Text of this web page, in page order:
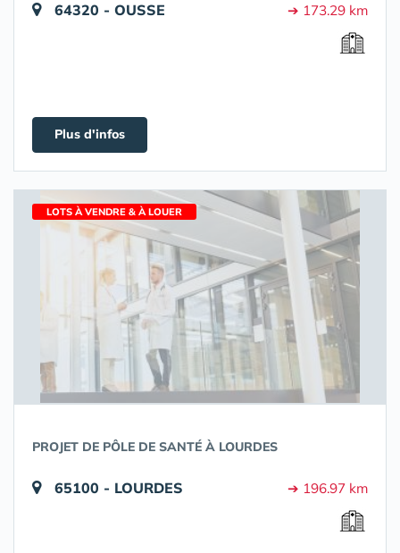
64320 - OUSSE ➔ 173.29 km
Plus d'infos
LOTS À VENDRE & À LOUER
PROJET DE PÔLE DE SANTÉ À LOURDES
65100 - LOURDES ➔ 196.97 km